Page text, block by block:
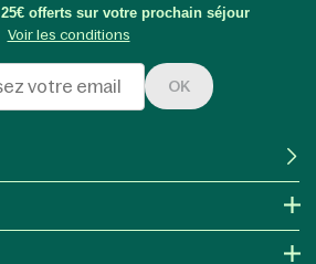
25€ offerts sur votre prochain séjour
Voir les conditions
OK